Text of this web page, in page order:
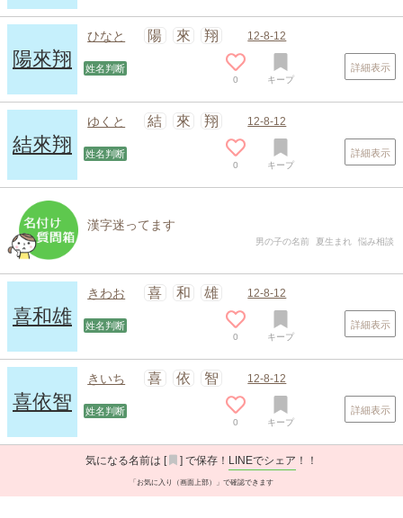
陽來翔
ひなと 陽 來 翔 12-8-12
姓名判断
0 キープ
詳細表示
結來翔
ゆくと 結 來 翔 12-8-12
姓名判断
0 キープ
詳細表示
漢字迷ってます
男の子の名前 夏生まれ 悩み相談
喜和雄
きわお 喜 和 雄 12-8-12
姓名判断
0 キープ
詳細表示
喜依智
きいち 喜 依 智 12-8-12
姓名判断
0 キープ
詳細表示
気になる名前は [ ] で保存！ LINEでシェア ！！
「お気に入り（画面上部）」で確認できます